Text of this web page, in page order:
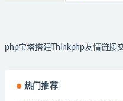
php宝塔搭建Thinkphp友情链接
热门推荐